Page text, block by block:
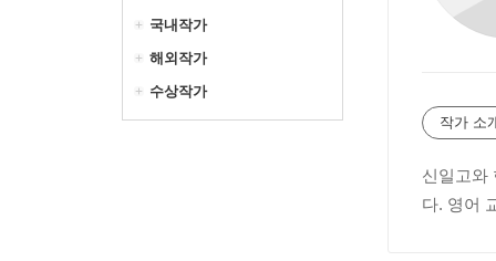
국내작가
해외작가
수상작가
작가 소
신일고와
다. 영어